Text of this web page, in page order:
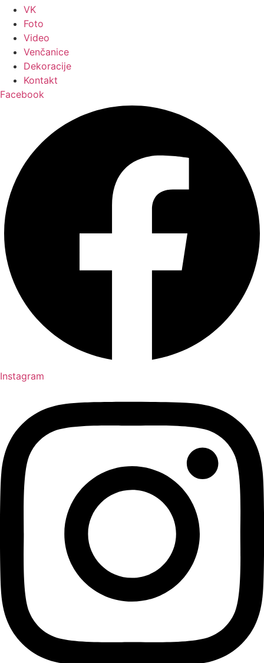
VK
Foto
Video
Venčanice
Dekoracije
Kontakt
Facebook
Instagram